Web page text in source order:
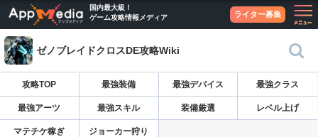
国内最大級！
ゲーム攻略情報メディア
ライター募集
ゼノブレイドクロスDE攻略Wiki
攻略TOP 最強装備 最強デバイス 最強クラス
最強アーツ 最強スキル 装備厳選 レベル上げ
マテチケ稼ぎ ジョーカー狩り